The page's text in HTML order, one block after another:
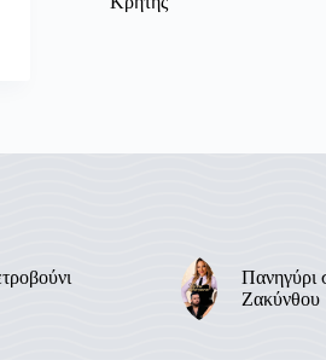
Πανηγύρι
Ζακύνθου